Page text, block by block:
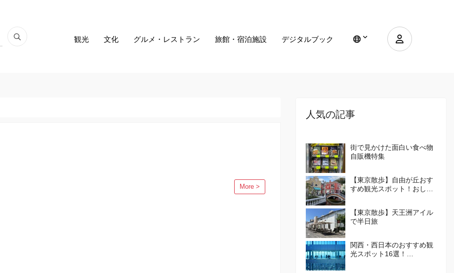
観光 文化 グルメ・レストラン 旅館・宿泊施設 デジタルブック
More >
人気の記事
街で見かけた面白い食べ物
自販機特集
【東京散歩】自由が丘おす
すめ観光スポット！おしゃ
【東京散歩】天王洲アイル
で半日旅
関西・西日本のおすすめ観
光スポット16選！